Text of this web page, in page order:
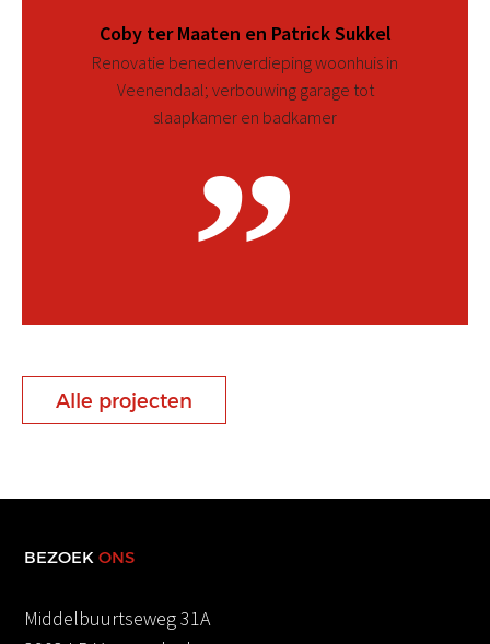
Coby ter Maaten en Patrick Sukkel
Renovatie benedenverdieping woonhuis in
Veenendaal; verbouwing garage tot
slaapkamer en badkamer
Alle projecten
BEZOEKONS
Middelbuurtseweg 31A